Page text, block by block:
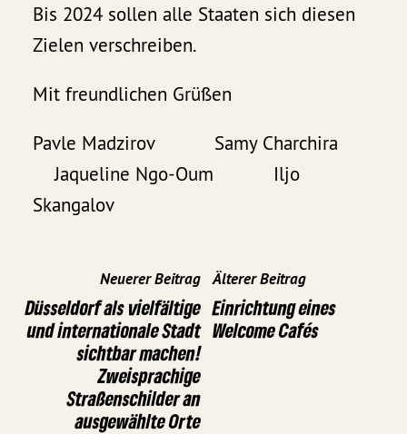
Bis 2024 sollen alle Staaten sich diesen
Zielen verschreiben.
Mit freundlichen Grüßen
Pavle Madzirov Samy Charchira
Jaqueline Ngo-Oum Iljo
Skangalov
Neuerer Beitrag
Düsseldorf als vielfältige
und internationale Stadt
sichtbar machen!
Zweisprachige
Straßenschilder an
ausgewählte Orte
Älterer Beitrag
Einrichtung eines
Welcome Cafés